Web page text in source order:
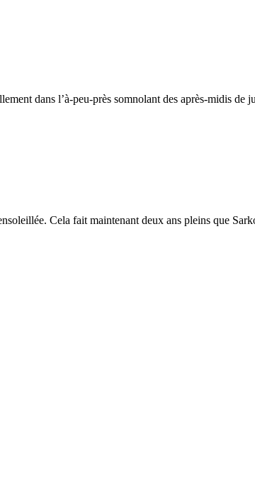
dans l’à-peu-près somnolant des après-midis de
Cela fait maintenant deux ans pleins que